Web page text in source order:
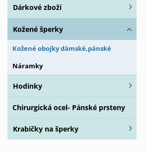
Dárkové zboží
Kožené šperky
Kožené obojky dámské,pánské
Náramky
Hodinky
Chirurgická ocel- Pánské prsteny
Krabičky na šperky